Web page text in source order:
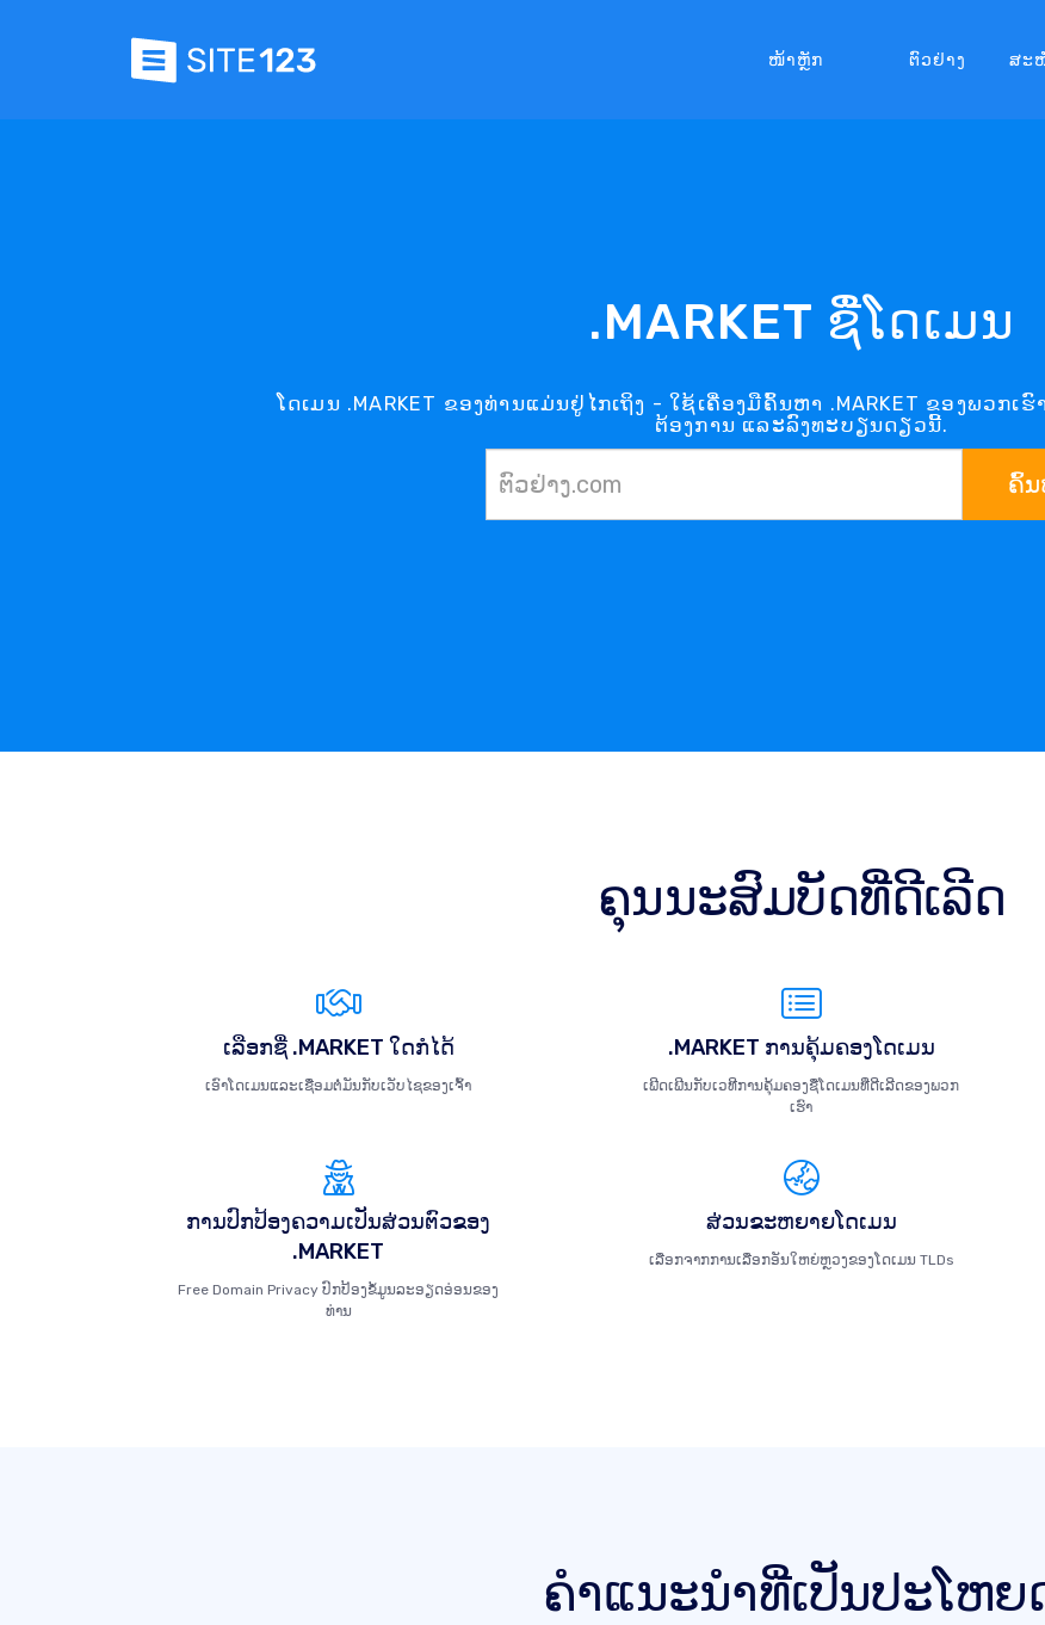
ໜ້າຫຼັກ ຕົວຢ່າງ ສະ
.MARKET ຊື່ໂດເມນ
ໂດເມນ .MARKET ຂອງທ່ານແມ່ນຢູ່ໄກເຖິງ - ໃຊ້ເຄື່ອງມືຄົ້ນຫາ .MARKET ຂອງພວກເຮົ
ຕ້ອງການ ແລະລົງທະບຽນດຽວນີ້.
ຄົ້
ຄຸນນະສົມບັດທີ່ດີເລີດ
ເລືອກຊື່ .MARKET ໃດກໍໄດ້
ເອົາໂດເມນແລະເຊື່ອມຕໍ່ມັນກັບເວັບໄຊຂອງເຈົ້າ
.MARKET ການຄຸ້ມຄອງໂດເມນ
ເພີດເພີນກັບເວທີການຄຸ້ມຄອງຊື່ໂດເມນທີ່ດີເລີດຂອງພວກ
ເຮົາ
ການປົກປ້ອງຄວາມເປັນສ່ວນຕົວຂອງ
.MARKET
Free Domain Privacy ປົກປ້ອງຂໍ້ມູນລະອຽດອ່ອນຂອງ
ທ່ານ
ສ່ວນຂະຫຍາຍໂດເມນ
ເລືອກຈາກການເລືອກອັນໃຫຍ່ຫຼວງຂອງໂດເມນ TLDs
ຄໍາແນະນໍາທີ່ເປັນປະໂຫຍ